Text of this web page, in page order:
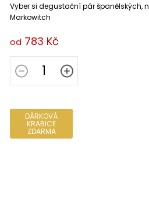
od 783 Kč
Vyber si degustační pár španělských,
Markowitch
DÁRKOVÁ
KRABICE
ZDARMA